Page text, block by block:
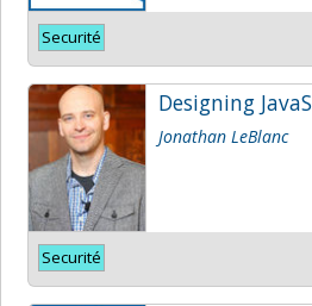
Securité
Designing
Jonathan LeBlanc
Securité